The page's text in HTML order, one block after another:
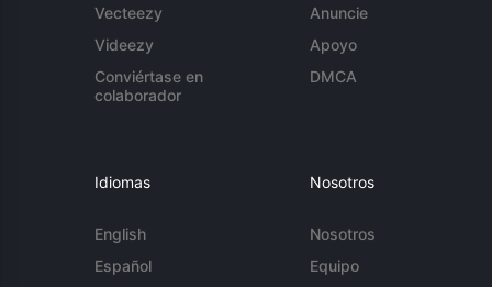
Vecteezy
Videezy
Conviértase en
colaborador
Anuncie
Apoyo
DMCA
Idiomas
English
Español
Nosotros
Nosotros
Equipo